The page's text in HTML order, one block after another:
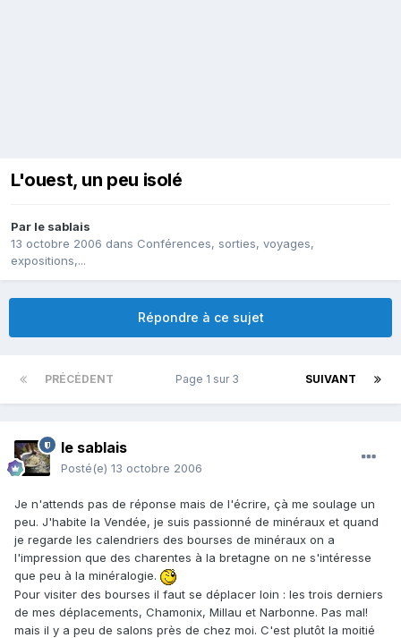
L'ouest, un peu isolé
Par le sablais
13 octobre 2006 dans Conférences, sorties, voyages,
expositions,...
Répondre à ce sujet
PRÉCÉDENT SUIVANT
Page 1 sur 3
le sablais
Posté(e) 13 octobre 2006
Je n'attends pas de réponse mais de l'écrire, çà me soulage un
peu. J'habite la Vendée, je suis passionné de minéraux et quand
je regarde les calendriers des bourses de minéraux on a
l'impression que des charentes à la bretagne on ne s'intéresse
que peu à la minéralogie.
Pour visiter des bourses il faut se déplacer loin : les trois derniers
de mes déplacements, Chamonix, Millau et Narbonne. Pas mal!
mais il y a peu de salons près de chez moi. C'est plutôt la moitié